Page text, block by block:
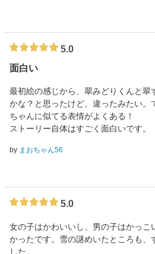
5.0
面白い
最初絵の感じから、翠みどりくんと翠
かな？と思ったけど、違ったみたい。
ちゃんに似てる表情がよくある！
ストーリー自体はすごく面白いです。
by まおちゃん56
5.0
女の子はかわいいし、男の子はかっこ
かったです。雪の謎めいたところも、
した。